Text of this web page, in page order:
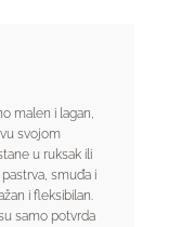
malen i lagan,
svojom
u ruksak ili
smuđa i
i fleksibilan.
samo potvrda